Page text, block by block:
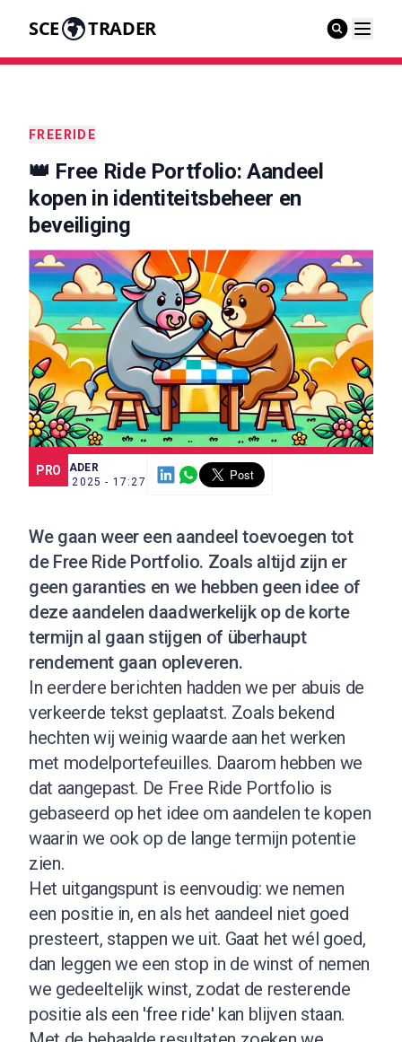
SCE TRADER
FREERIDE
👑 Free Ride Portfolio: Aandeel
kopen in identiteitsbeheer en
beveiliging
PRO
SCE TRADER
13 MEI 2025 - 17:27
We gaan weer een aandeel toevoegen tot
de Free Ride Portfolio. Zoals altijd zijn er
geen garanties en we hebben geen idee of
deze aandelen daadwerkelijk op de korte
termijn al gaan stijgen of überhaupt
rendement gaan opleveren.
In eerdere berichten hadden we per abuis de
verkeerde tekst geplaatst. Zoals bekend
hechten wij weinig waarde aan het werken
met modelportefeuilles. Daarom hebben we
dat aangepast. De Free Ride Portfolio is
gebaseerd op het idee om aandelen te kopen
waarin we ook op de lange termijn potentie
zien.
Het uitgangspunt is eenvoudig: we nemen
een positie in, en als het aandeel niet goed
presteert, stappen we uit. Gaat het wél goed,
dan leggen we een stop in de winst of nemen
we gedeeltelijk winst, zodat de resterende
positie als een 'free ride' kan blijven staan.